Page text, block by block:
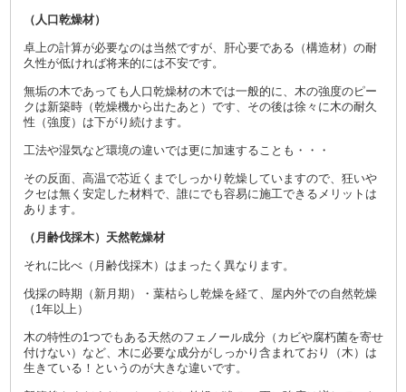
（人口乾燥材）
卓上の計算が必要なのは当然ですが、肝心要である（構造材）の耐
久性が低ければ将来的には不安です。
無垢の木であっても人口乾燥材の木では一般的に、木の強度のピー
クは新築時（乾燥機から出たあと）です、その後は徐々に木の耐久
性（強度）は下がり続けます。
工法や湿気など環境の違いでは更に加速することも・・・
その反面、高温で芯近くまでしっかり乾燥していますので、狂いや
クセは無く安定した材料で、誰にでも容易に施工できるメリットは
あります。
（月齢伐採木）天然乾燥材
それに比べ（月齢伐採木）はまったく異なります。
伐採の時期（新月期）・葉枯らし乾燥を経て、屋内外での自然乾燥
（1年以上）
木の特性の1つでもある天然のフェノール成分（カビや腐朽菌を寄せ
付けない）など、木に必要な成分がしっかり含まれており（木）は
生きている！というのが大きな違いです。